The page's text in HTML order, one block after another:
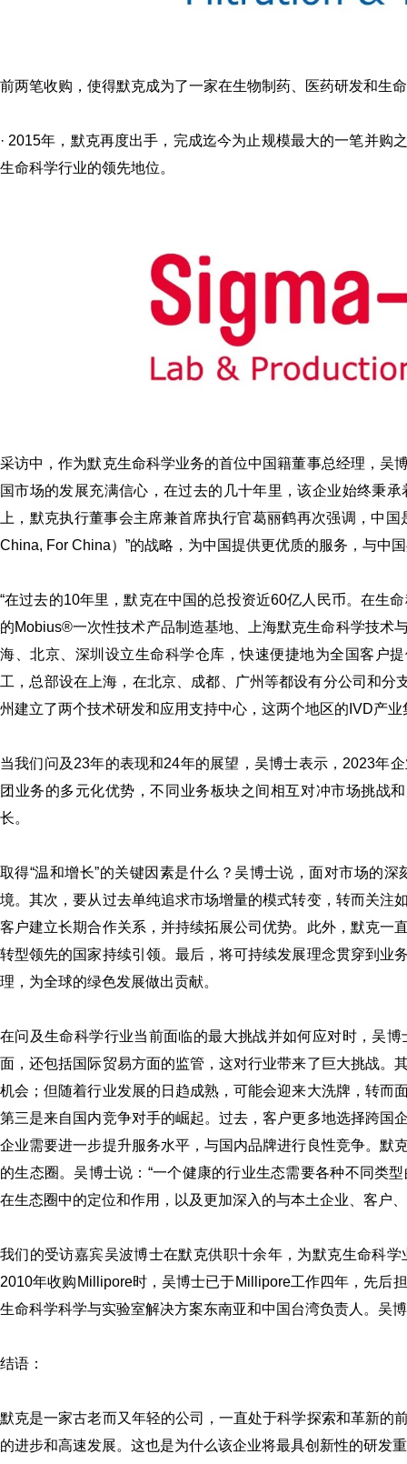
前两笔收购，使得默克成为了一家在生物制药、医药研发和生
· 2015年，默克再度出手，完成迄今为止规模最大的一笔并
生命科学行业的领先地位。
采访中，作为默克生命科学业务的首位中国籍董事总经理，吴
国市场的发展充满信心，在过去的几十年里，该企业始终秉
上，默克执行董事会主席兼首席执行官葛丽鹤再次强调，中
China, For China）”的战略，为中国提供更优质的服务，与中
“在过去的10年里，默克在中国的总投资近60亿人民币。在生
的Mobius®一次性技术产品制造基地、上海默克生命科学技术
海、北京、深圳设立生命科学仓库，快速便捷地为全国客户
工，总部设在上海，在北京、成都、广州等都设有分公司和
州建立了两个技术研发和应用支持中心，这两个地区的IVD产
当我们问及23年的表现和24年的展望，吴博士表示，2023年
团业务的多元化优势，不同业务板块之间相互对冲市场挑战
长。
取得“温和增长”的关键因素是什么？吴博士说，面对市场的
境。其次，要从过去单纯追求市场增量的模式转变，转而关注
客户建立长期合作关系，并持续拓展公司优势。此外，默克一
转型领先的国家持续引领。最后，将可持续发展理念贯穿到业
理，为全球的绿色发展做出贡献。
在问及生命科学行业当前面临的最大挑战并如何应对时，吴
面，还包括国际贸易方面的监管，这对行业带来了巨大挑战。
机会；但随着行业发展的日趋成熟，可能会迎来大洗牌，转而
第三是来自国内竞争对手的崛起。过去，客户更多地选择跨国
企业需要进一步提升服务水平，与国内品牌进行良性竞争。默
的生态圈。吴博士说：“一个健康的行业生态需要各种不同类
在生态圈中的定位和作用，以及更加深入的与本土企业、客户
我们的受访嘉宾吴波博士在默克供职十余年，为默克生命科
2010年收购Millipore时，吴博士已于Millipore工作四年，先后
生命科学科学与实验室解决方案东南亚和中国台湾负责人。吴
结语：
默克是一家古老而又年轻的公司，一直处于科学探索和革新的
的进步和高速发展。这也是为什么该企业将最具创新性的研